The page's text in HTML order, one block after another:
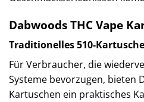
Dabwoods THC Vape
Traditionelles 510-
Für Verbraucher, die
Systeme bevorzugen, bieten
Kartuschen ein praktisches